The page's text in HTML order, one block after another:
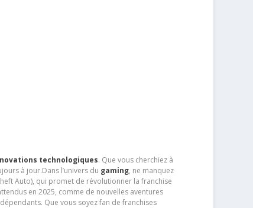
technologiques. Que vous cherchiez à
à jour.Dans l’univers du gaming, ne manquez
Auto), qui promet de révolutionner la franchise
en 2025, comme de nouvelles aventures
Que vous soyez fan de franchises